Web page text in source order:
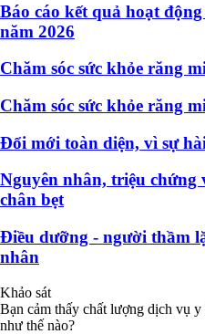
Báo cáo kết quả hoạt
năm 2026
Chăm sóc sức khỏe răng
Chăm sóc sức khỏe răng
Đổi mới toàn diện, vì sự
Nguyên nhân, triệu chứng
chân bẹt
Điều dưỡng - người thầm
nhân
Khảo sát
Bạn cảm thấy chất lượng dịch vụ
như thế nào?